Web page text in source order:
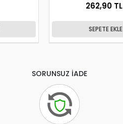
262,90 TL
SEPETE EKLE
SORUNSUZ İADE